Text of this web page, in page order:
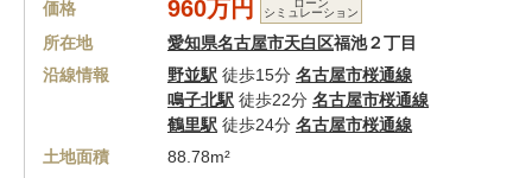
価格 960万円 ローン
シミュレーション
所在地 愛知県名古屋市天白区福池２丁目
沿線情報
野並駅 徒歩15分 名古屋市桜通線
鳴子北駅 徒歩22分 名古屋市桜通線
鶴里駅 徒歩24分 名古屋市桜通線
土地面積
88.78m²